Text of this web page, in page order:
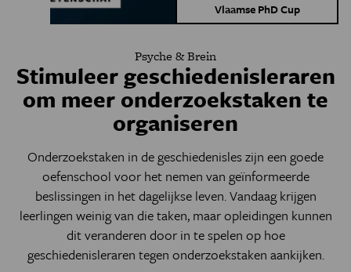
Vlaamse PhD Cup
Psyche & Brein
Stimuleer geschiedenisleraren
om meer onderzoekstaken te
organiseren
Onderzoekstaken in de geschiedenisles zijn een goede
oefenschool voor het nemen van geïnformeerde
beslissingen in het dagelijkse leven. Vandaag krijgen
leerlingen weinig van die taken, maar opleidingen kunnen
dit veranderen door in te spelen op hoe
geschiedenisleraren tegen onderzoekstaken aankijken.